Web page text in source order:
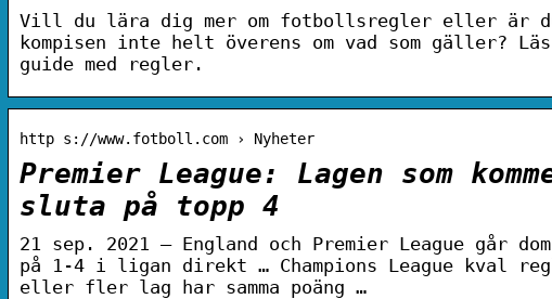
Vill du lära dig mer om fotbollsregler eller är
kompisen inte helt överens om vad som gäller?
guide med regler.
http s://www.fotboll.com › Nyheter
Premier League: Lagen som
sluta på topp 4
21 sep. 2021 — England och Premier League går
på 1-4 i ligan direkt … Champions League kval
eller fler lag har samma poäng …